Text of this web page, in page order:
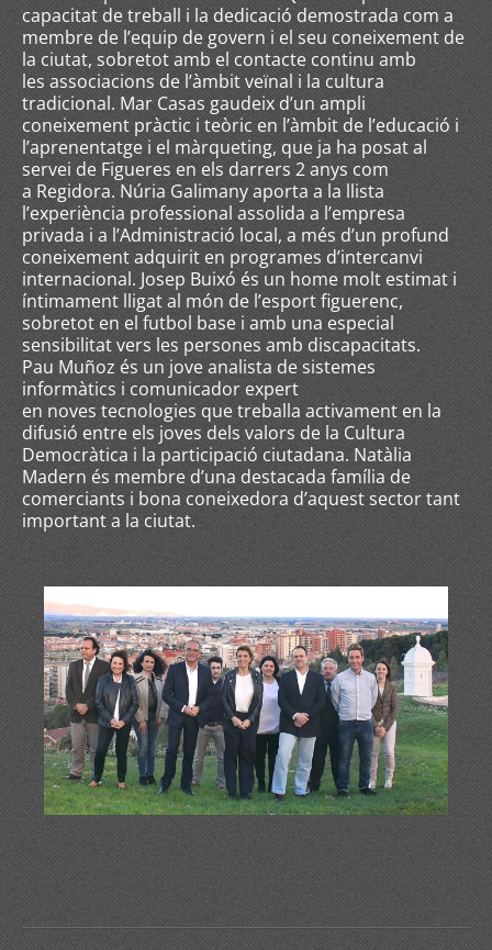
capacitat de treball i la dedicació demostrada com a
membre de l’equip de govern i el seu coneixement de
la ciutat, sobretot amb el contacte continu amb
les associacions de l’àmbit veïnal i la cultura
tradicional. Mar Casas gaudeix d’un ampli
coneixement pràctic i teòric en l’àmbit de l’educació i
l’aprenentatge i el màrqueting, que ja ha posat al
servei de Figueres en els darrers 2 anys com
a Regidora. Núria Galimany aporta a la llista
l’experiència professional assolida a l’empresa
privada i a l’Administració local, a més d’un profund
coneixement adquirit en programes d’intercanvi
internacional. Josep Buixó és un home molt estimat i
íntimament lligat al món de l’esport figuerenc,
sobretot en el futbol base i amb una especial
sensibilitat vers les persones amb discapacitats.
Pau Muñoz és un jove analista de sistemes
informàtics i comunicador expert
en noves tecnologies que treballa activament en la
difusió entre els joves dels valors de la Cultura
Democràtica i la participació ciutadana. Natàlia
Madern és membre d’una destacada família de
comerciants i bona coneixedora d’aquest sector tant
important a la ciutat.